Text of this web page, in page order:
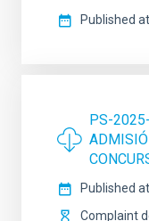
Published at
PS-
Published at
Complaint